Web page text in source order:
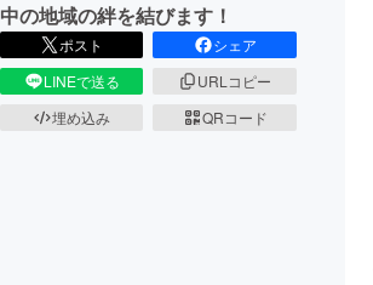
中の地域の絆を結びます！
ポスト
シェア
LINEで送る
URLコピー
埋め込み
QRコード